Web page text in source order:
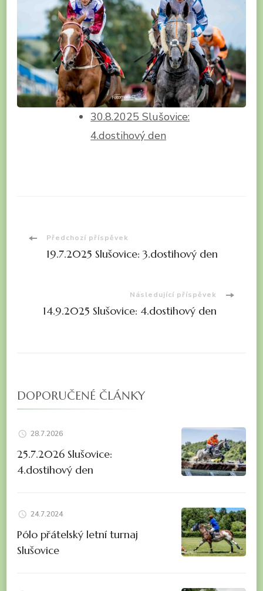
30.8.2025 Slušovice:
4.dostihový den
Navigace
Předchozí příspěvek
19.7.2025 Slušovice: 3.dostihový den
Následující příspěvek
14.9.2025 Slušovice: 4.dostihový den
DOPORUČENÉ ČLÁNKY
28.7.2026
25.7.2026 Slušovice:
4.dostihový den
24.7.2024
Pólo přátelský letní turnaj
Slušovice